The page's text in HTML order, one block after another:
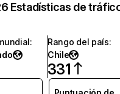
Estadísticas de
:
Rango del país:
Chile
331